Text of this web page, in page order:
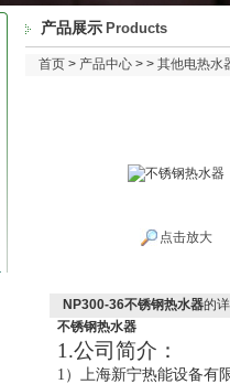
产品展示 Products
首页 > 产品中心 > > 其他电热水
点击放大
NP300-36不锈钢热水器的
不锈钢热水器
1.公司简介 ：
1） 上海新宁热能设备有